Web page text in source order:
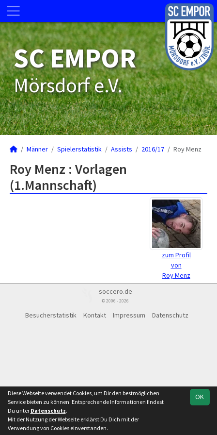
SC EMPOR
Mörsdorf e.V.
Männer Spielerstatistik Assists 2016/17 Roy Menz
Roy Menz : Vorlagen
(1.Mannschaft)
zum Profil
von
Roy Menz
soccero.de
© 2006 - 2026
Besucherstatistik Kontakt Impressum Datenschutz
OK
Diese Webseite verwendet Cookies, um Dir den bestmöglichen
Service bieten zu können. Entsprechende Informationen findest
Du unter Datenschutz.
Mit der Nutzung der Webseite erklärst Du Dich mit der
Verwendung von Cookies einverstanden.